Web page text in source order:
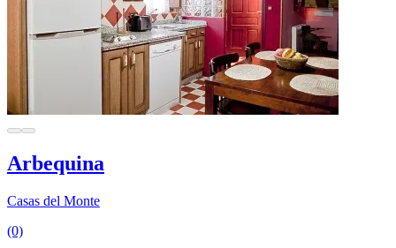
Arbequina
Casas del Monte
(0)